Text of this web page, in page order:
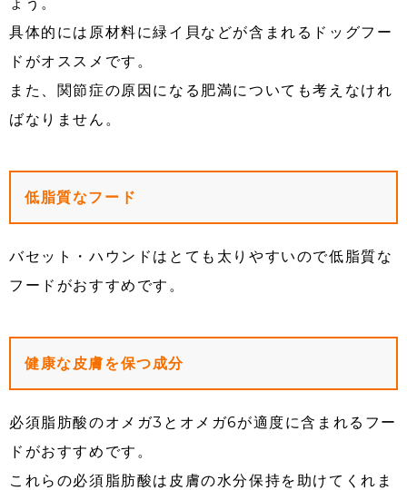
具体的には原材料に緑イ貝などが含まれるドッグフー
ドがオススメです。
また、関節症の原因になる肥満についても考えなけれ
ばなりません。
低脂質なフード
バセット・ハウンドはとても太りやすいので低脂質な
フードがおすすめです。
健康な皮膚を保つ成分
必須脂肪酸のオメガ3とオメガ6が適度に含まれるフー
ドがおすすめです。
これらの必須脂肪酸は皮膚の水分保持を助けてくれま